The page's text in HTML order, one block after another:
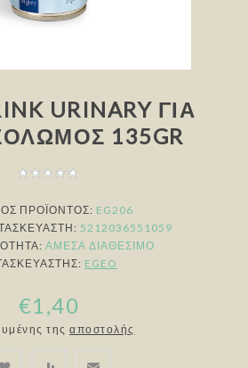
URINARY ΓΙΑ
135GR
ΠΡΟΪΟΝΤΟΣ: EG206
5212036551059
ΆΜΕΣΑ ΔΙΑΘΈΣΙΜΟ
EGEO
€1,40
της αποστολής